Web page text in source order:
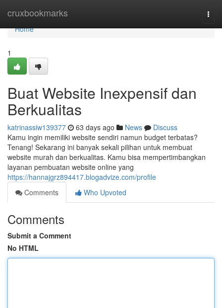
cruxbookmarks
Home
Home
1
Buat Website Inexpensif dan
Berkualitas
katrinassiw139377 63 days ago News
Discuss
Kamu ingin memiliki website sendiri namun budget terbatas?
Tenang! Sekarang ini banyak sekali pilihan untuk membuat
website murah dan berkualitas. Kamu bisa mempertimbangkan
layanan pembuatan website online yang
https://hannajgrz894417.blogadvize.com/profile
Comments
Who Upvoted
Comments
Submit a Comment
No HTML